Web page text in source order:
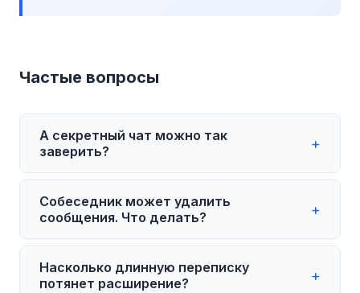
Частые вопросы
А секретный чат можно так
заверить?
+
Нет. Секретные чаты Telegram живут
только на одном устройстве и в веб-
версии не отображаются. Через
расширение фиксируются обычные
облачные диалоги, группы и каналы.
Собеседник может удалить
сообщения. Что делать?
+
В Telegram сообщение можно удалить у
обеих сторон без ограничения по
Насколько длинную переписку
потянет расширение?
+